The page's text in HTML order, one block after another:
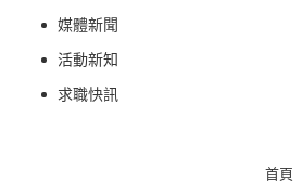
媒體新聞
活動新知
求職快訊
首頁